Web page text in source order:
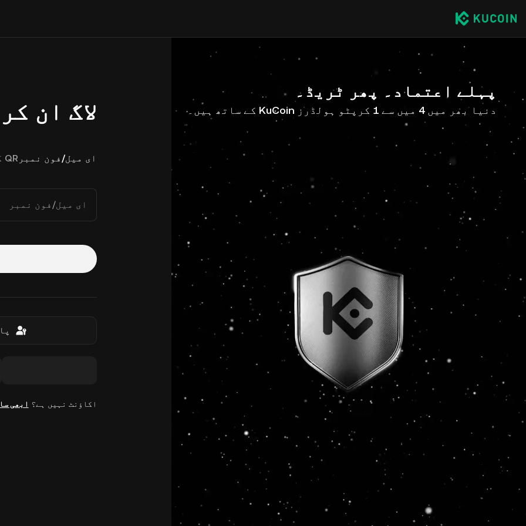
پہلے اعتماد۔ پھر ٹریڈ۔
دنیا بھر میں 4 میں سے 1 کرپٹو ہولڈرز KuCoin کے ساتھ ہیں۔ لاگ ان
ای میل/فون نمبر QR کوڈ
ای میل/فون نمبر
اکاؤنٹ نہیں ہے؟ ابھی